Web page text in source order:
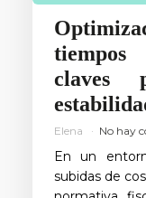
claves
Elena No hay
En un
subidas de